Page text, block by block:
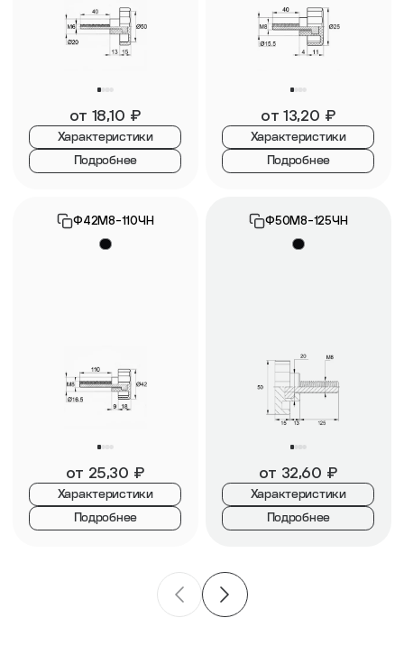
от 18,10 ₽
Характеристики
Подробнее
от 13,20 ₽
Характеристики
Подробнее
Ф42М8-110ЧН
от 25,30 ₽
Характеристики
Подробнее
Ф50М8-125ЧН
от 32,60 ₽
Характеристики
Подробнее